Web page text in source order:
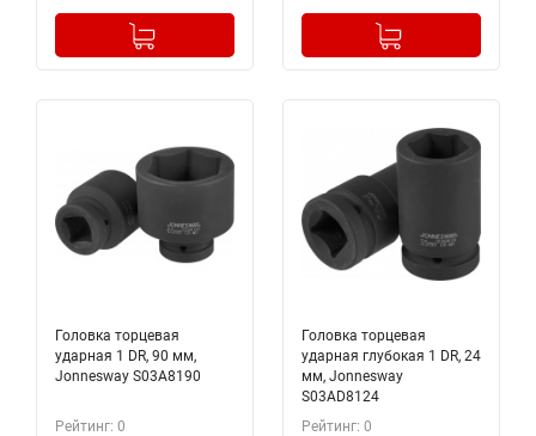
+
Добавлено в корзину +
Добавлено в корзину
Головка торцевая
ударная 1 DR, 90 мм,
Jonnesway S03A8190
Рейтинг: 0
Головка торцевая
ударная глубокая 1 DR, 24
мм, Jonnesway
S03AD8124
Рейтинг: 0